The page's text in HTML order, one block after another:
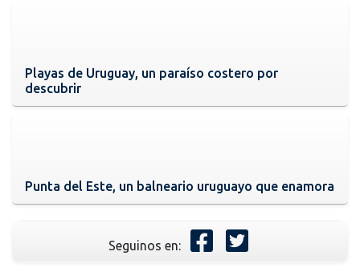
Playas de Uruguay, un paraíso costero por
descubrir
Punta del Este, un balneario uruguayo que enamora
Seguinos en: